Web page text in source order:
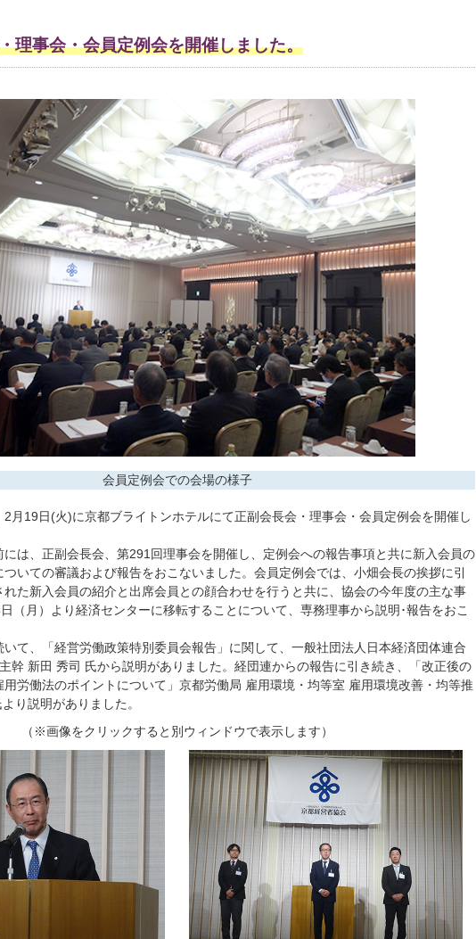
理事会・会員定例会を開催しました。
会員定例会での会場の様子
月19日(火)に京都ブライトンホテルにて正副会長会・理事会・会員定例会を開催し
は、正副会長会、第291回理事会を開催し、定例会への報告事項と共に新入会員の
いての審議および報告をおこないました。会員定例会では、小畑会長の挨拶に引
れた新入会員の紹介と出席会員との顔合わせを行うと共に、協会の今年度の主な事
（月）より経済センターに移転することについて、専務理事から説明･報告をおこ
て、「経営労働政策特別委員会報告」に関して、一般社団法人日本経済団体連合
幹 新田 秀司 氏から説明がありました。経団連からの報告に引き続き、「改正後の
労働法のポイントについて」京都労働局 雇用環境・均等室 雇用環境改善・均等推
り説明がありました。
（※画像をクリックすると別ウィンドウで表示します）